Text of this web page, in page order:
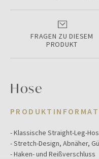
FRAGEN ZU DIESEM
PRODUKT
Hose
- Klassische Straight-Leg-
- Stretch-Design, Abnäher,
- Haken- und Reißverschluss